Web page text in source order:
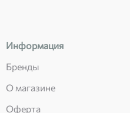
Информация
Бренды
О магазине
Оферта